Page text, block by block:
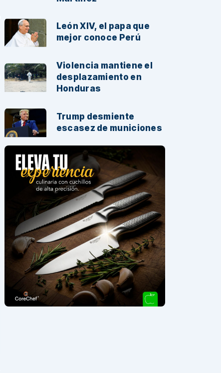
León XIV, el papa que
mejor conoce Perú
Violencia mantiene el
desplazamiento en
Honduras
Trump desmiente
escasez de municiones